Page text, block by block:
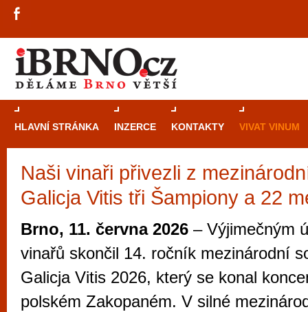
HLAVNÍ STRÁNKA INZERCE KONTAKTY VIVAT VINUM
Naši vinaři přivezli z
Galicja Vitis tři Šampiony a 22
Brno, 11. června 2026 – Výjimečným
vinařů skončil 14. ročník mezinárodní
Galicja Vitis 2026, který se konal
polském Zakopaném. V silné
Průvodce
Brně: Od
Brno je
zajímavé
restaurace,
Mimo jiné je ale také místem, kde si